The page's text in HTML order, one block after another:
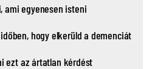
ami egyenesen isteni
hogy elkerüld a demenciát
ezt az ártatlan kérdést